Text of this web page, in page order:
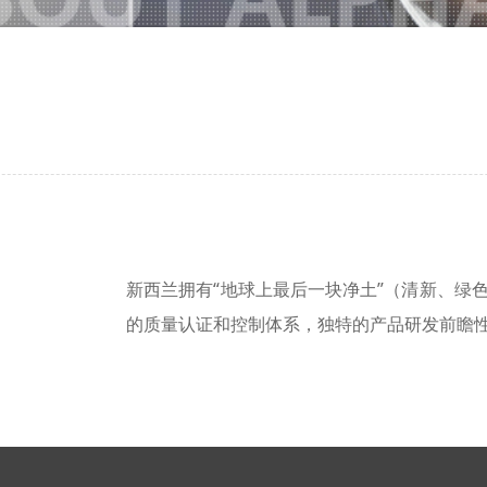
新西兰拥有“地球上最后一块净土”（清新、
的质量认证和控制体系，独特的产品研发前瞻